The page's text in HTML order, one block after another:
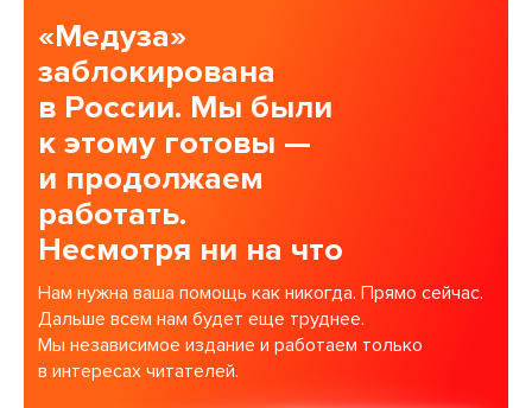
«Медуза»
заблокирована
в России. Мы были
к этому готовы —
и продолжаем
работать.
Несмотря ни на что
Нам нужна ваша помощь как никогда. Прямо сейчас.
Дальше всем нам будет еще труднее.
Мы независимое издание и работаем только
в интересах читателей.